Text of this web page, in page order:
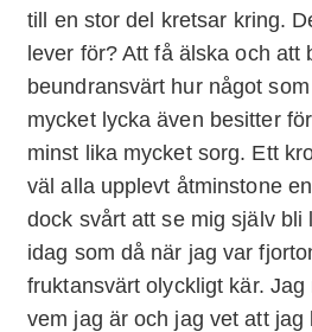
till en stor del kretsar kring.
lever för? Att få älska och att
beundransvärt hur något
mycket lycka även besitter
minst lika mycket sorg. Ett
väl alla upplevt åtminstone
dock svårt att se mig själv bli
idag som då när jag var
fruktansvärt olyckligt kär.
vem jag är och jag vet att jag